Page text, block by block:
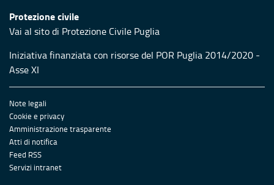
Protezione civile
Vai al sito di Protezione Civile Puglia
Iniziativa finanziata con risorse del POR Puglia 2014/2020 -
Asse XI
Note legali
Cookie e privacy
Amministrazione trasparente
Atti di notifica
Feed RSS
Servizi intranet